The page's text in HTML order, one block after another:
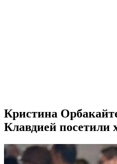
Кристина
Клавдией